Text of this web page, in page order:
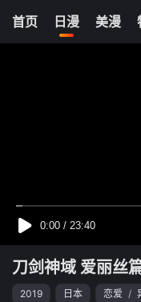
首页 日漫 美漫
刀剑神域 爱丽丝
2019 日本 恋爱 /